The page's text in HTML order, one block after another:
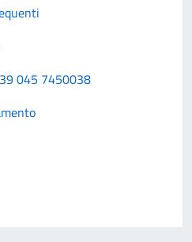
045 7450038